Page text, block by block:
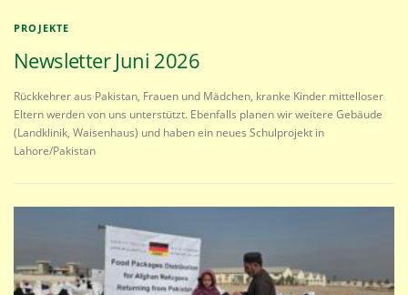
PROJEKTE
Newsletter Juni 2026
Rückkehrer aus Pakistan, Frauen und Mädchen, kranke Kinder mittelloser
Eltern werden von uns unterstützt. Ebenfalls planen wir weitere Gebäude
(Landklinik, Waisenhaus) und haben ein neues Schulprojekt in
Lahore/Pakistan